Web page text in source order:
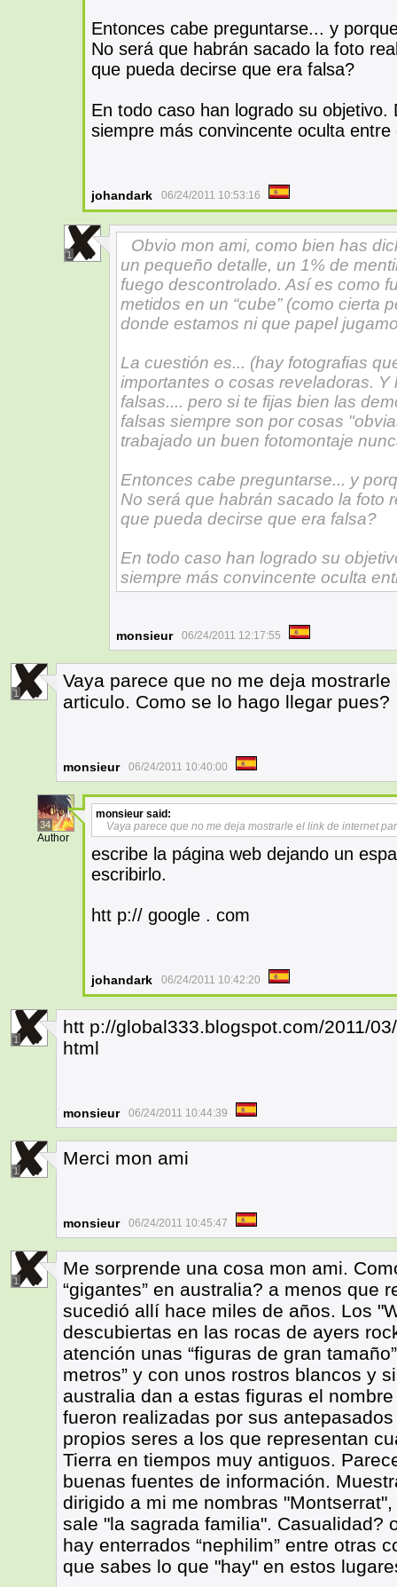
Entonces cabe preguntarse... y
No será que habrán sacado la foto
que pueda decirse que era falsa?
En todo caso han logrado su
siempre más convincente oculta entre
johandark 06/24/2011 10:53:16
1
Obvio mon ami, como bien has
un pequeño detalle, un 1% de
fuego descontrolado. Así es como
metidos en un “cube” (como cierta
donde estamos ni que papel
La cuestión es... (hay fotografias
importantes o cosas reveladoras.
falsas.... pero si te fijas bien las
falsas siempre son por cosas
trabajado un buen fotomontaje
Entonces cabe preguntarse... y
No será que habrán sacado la foto
que pueda decirse que era falsa?
En todo caso han logrado su
siempre más convincente oculta
monsieur 06/24/2011 12:17:55
1
Vaya parece que no me deja
articulo. Como se lo hago llegar pues?
monsieur 06/24/2011 10:40:00
34
Author
monsieur said:
Vaya parece que no me deja mostrarle el link de internet
escribe la página web dejando un
escribirlo.
htt p:// google . com
johandark 06/24/2011 10:42:20
1
htt p://global333.blogspot.com/2011/
html
monsieur 06/24/2011 10:44:39
1
Merci mon ami
monsieur 06/24/2011 10:45:47
1
Me sorprende una cosa mon ami.
“gigantes” en australia? a menos que
sucedió allí hace miles de años. Los
descubiertas en las rocas de ayers
atención unas “figuras de gran
metros” y con unos rostros blancos y
australia dan a estas figuras el
fueron realizadas por sus
propios seres a los que representan
Tierra en tiempos muy antiguos.
buenas fuentes de información.
dirigido a mi me nombras
sale "la sagrada familia". Casualidad?
hay enterrados “nephilim” entre otras
que sabes lo que "hay" en estos